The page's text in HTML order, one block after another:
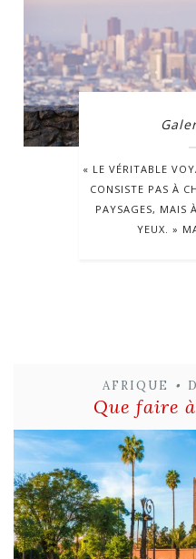
« LE VÉRITABLE
CONSISTE PAS À
PAYSAGES, MAIS
YEUX. »
AFRIQUE •
Que faire